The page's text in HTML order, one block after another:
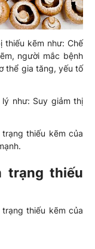
thiếu kẽm như: Chế
người mắc bệnh
thể gia tăng, yếu tố
như: Suy giảm thị
thiếu kẽm của
trạng thiếu
thiếu kẽm của